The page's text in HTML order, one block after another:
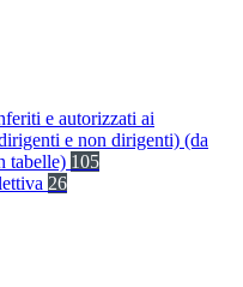
e autorizzati ai
e non dirigenti) (da
tabelle) 105
26